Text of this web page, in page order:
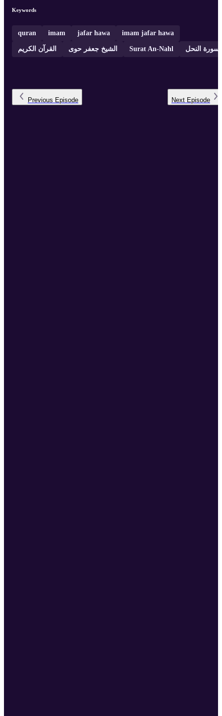
Keywords
quran imam jafar hawa imam jafar hawa
القرآن الكريم الشيخ جعفر حوى Surat An-Nahl سورة النحل
Previous Episode Next Episode